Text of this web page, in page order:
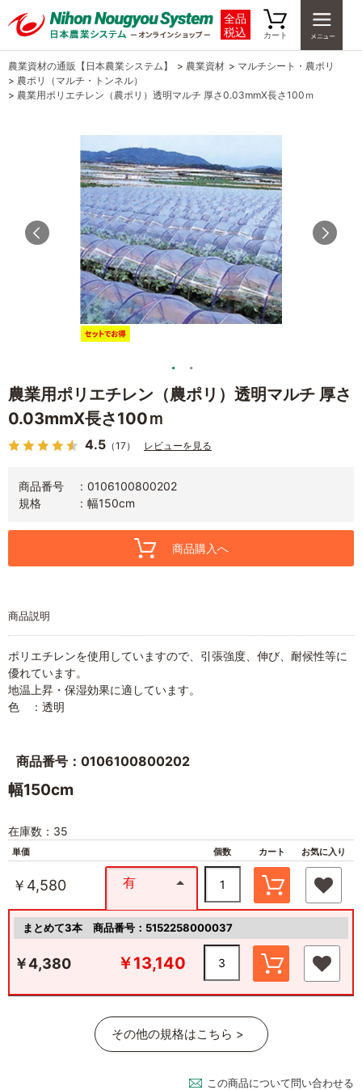
全品
税込
カート
農業資材の通販【日本農業システム】 > 農業資材 > マルチシート・農ポリ
> 農ポリ（マルチ・トンネル）
> 農業用ポリエチレン（農ポリ）透明マルチ 厚さ0.03mmX長さ100ｍ
農業用ポリエチレン（農ポリ）透明マルチ 厚さ
0.03mmX長さ100ｍ
4.5 （17） レビューを見る
商品番号
0106100800202
規格
幅150cm
商品購入へ
商品説明
ポリエチレンを使用していますので、引張強度、伸び、耐候性等に
優れています。
地温上昇・保湿効果に適しています。
色 ：透明
商品番号：0106100800202
幅150cm
在庫数：35
単価 個数 カート お気に入り
￥4,580 有
まとめて3本 商品番号：5152258000037
￥4,380 ￥13,140
その他の規格はこちら >
この商品について問い合わせる